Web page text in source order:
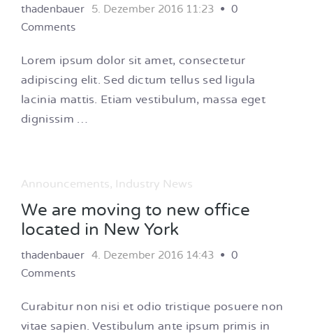
thadenbauer 5. Dezember 2016 11:23
0
Comments
Lorem ipsum dolor sit amet, consectetur
adipiscing elit. Sed dictum tellus sed ligula
lacinia mattis. Etiam vestibulum, massa eget
dignissim …
Announcements, Industry News
We are moving to new office
located in New York
thadenbauer 4. Dezember 2016 14:43
0
Comments
Curabitur non nisi et odio tristique posuere non
vitae sapien. Vestibulum ante ipsum primis in